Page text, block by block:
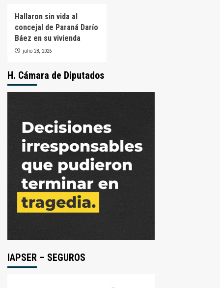
Hallaron sin vida al
concejal de Paraná Darío
Báez en su vivienda
julio 28, 2026
H. Cámara de Diputados
IAPSER – SEGUROS